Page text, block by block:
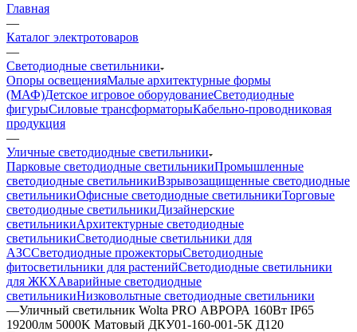
Главная
—
Каталог электротоваров
—
Светодиодные светильники
Опоры освещенияМалые архитектурные формы
(МАФ)Детское игровое оборудованиеСветодиодные
фигурыСиловые трансформаторыКабельно-проводниковая
продукция
—
Уличные светодиодные светильники
Парковые светодиодные светильникиПромышленные
светодиодные светильникиВзрывозащищенные светодиодные
светильникиОфисные светодиодные светильникиТорговые
светодиодные светильникиДизайнерские
светильникиАрхитектурные светодиодные
светильникиСветодиодные светильники для
АЗССветодиодные прожекторыСветодиодные
фитосветильники для растенийСветодиодные светильники
для ЖКХАварийные светодиодные
светильникиНизковольтные светодиодные светильники
—Уличный светильник Wolta PRO АВРОРА 160Вт IP65
19200лм 5000K Матовый ДКУ01-160-001-5К Д120